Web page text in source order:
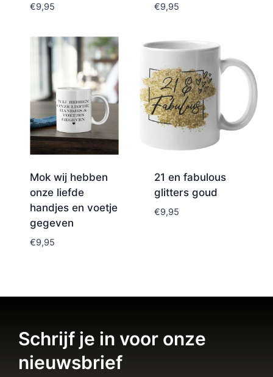
€9,95 €9,95
Mok wij hebben
onze liefde
handjes en voetje
gegeven
€9,95
21 en fabulous
glitters goud
€9,95
Schrijf je in voor onze
nieuwsbrief